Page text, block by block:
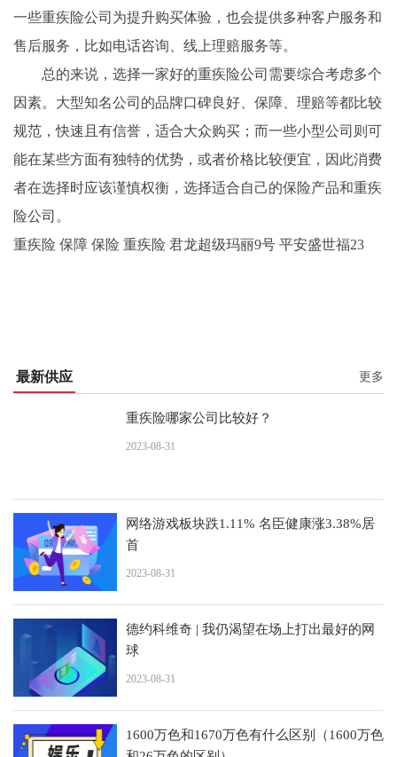
一些重疾险公司为提升购买体验，也会提供多种客户服务和
售后服务，比如电话咨询、线上理赔服务等。
总的来说，选择一家好的重疾险公司需要综合考虑多个
因素。大型知名公司的品牌口碑良好、保障、理赔等都比较
规范，快速且有信誉，适合大众购买；而一些小型公司则可
能在某些方面有独特的优势，或者价格比较便宜，因此消费
者在选择时应该谨慎权衡，选择适合自己的保险产品和重疾
险公司。
重疾险 保障 保险 重疾险 君龙超级玛丽9号 平安盛世福23
最新供应 更多
重疾险哪家公司比较好？
2023-08-31
网络游戏板块跌1.11% 名臣健康涨3.38%居
首
2023-08-31
德约科维奇 | 我仍渴望在场上打出最好的网
球
2023-08-31
1600万色和1670万色有什么区别（1600万色